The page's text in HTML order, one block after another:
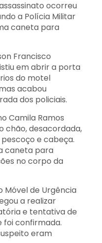
ocorreu
a Polícia Militar
caneta para
Francisco
em abrir a porta
do motel
acabou
dos policiais.
Camila Ramos
chão, desacordada,
e cabeça.
caneta para
no corpo da
Móvel de Urgência
a realizar
e tentativa de
foi confirmada.
eram